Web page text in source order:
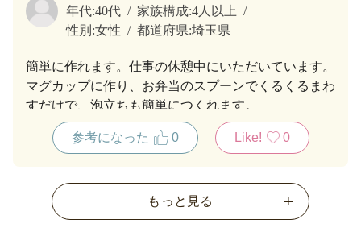
年代:40代 家族構成:4人以上
性別:女性 都道府県:埼玉県
簡単に作れます。仕事の休憩中にいただいています。
マグカップに作り、お弁当のスプーンでくるくるまわ
すだけで、泡立ちも簡単につくれます。
参考になった 0 Like! 0
もっと見る